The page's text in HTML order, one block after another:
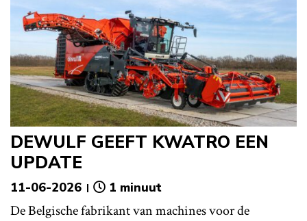
DEWULF GEEFT KWATRO EEN
UPDATE
11-06-2026 1 minuut
De Belgische fabrikant van machines voor de